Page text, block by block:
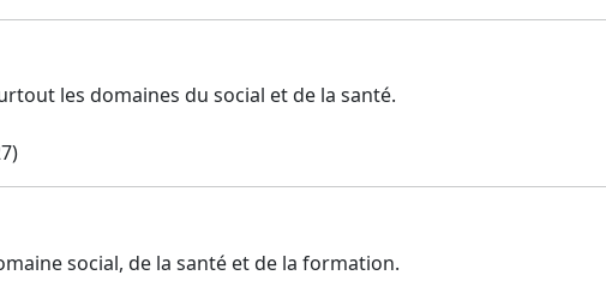
les domaines du social et de la santé.
social, de la santé et de la formation.